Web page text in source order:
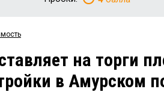
на торги
в Амурском